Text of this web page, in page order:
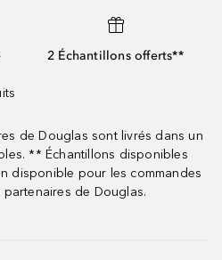
2 Échantillons offerts**
de Douglas sont livrés dans un
** Échantillons disponibles
disponible pour les commandes
partenaires de Douglas.